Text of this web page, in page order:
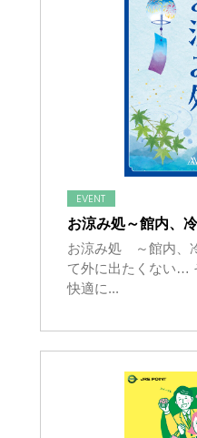
EVENT
お涼み処～館内、
お涼み処 ～館内、
て外に出たくない…
快適に...